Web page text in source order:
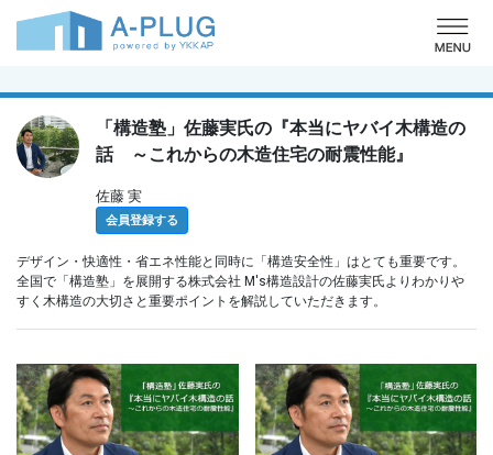
「構造塾」佐藤実氏の『本当にヤバイ木構造の
話 ～これからの木造住宅の耐震性能』
佐藤 実
会員登録する
デザイン・快適性・省エネ性能と同時に「構造安全性」はとても重要です。
全国で「構造塾」を展開する株式会社 M's構造設計の佐藤実氏よりわかりや
すく木構造の大切さと重要ポイントを解説していただきます。